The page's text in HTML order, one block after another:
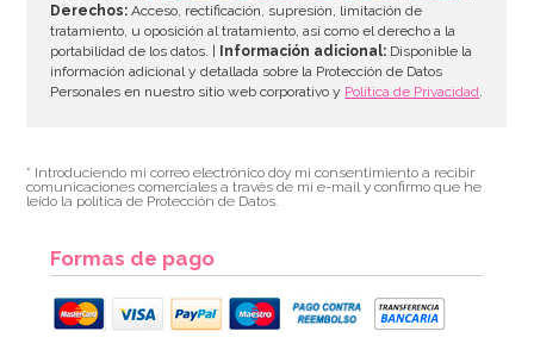
Derechos: Acceso, rectificación, supresión, limitación de
tratamiento, u oposición al tratamiento, así como el derecho a la
portabilidad de los datos. | Información adicional: Disponible la
información adicional y detallada sobre la Protección de Datos
Personales en nuestro sitio web corporativo y Política de Privacidad
* Introduciendo mi correo electrónico doy mi consentimiento a recibir
comunicaciones comerciales a través de mi e-mail y confirmo que he
leído la política de Protección de Datos.
Formas de pago